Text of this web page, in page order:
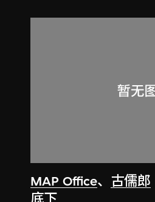
MAP Office、 古儒郎